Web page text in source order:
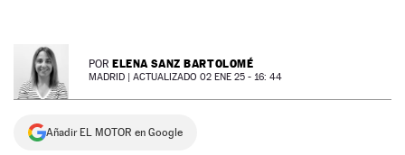
SERVICIOS
NEWSLETTER
SÍGUENOS
POR ELENA SANZ BARTOLOMÉ
MADRID | ACTUALIZADO 02 ENE 25 - 16: 44
Añadir EL MOTOR en Google